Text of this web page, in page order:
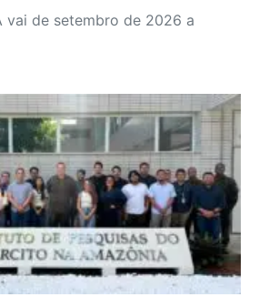
vai de setembro de 2026 a